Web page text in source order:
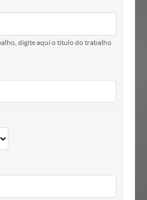
digite aqui o título do trabalho